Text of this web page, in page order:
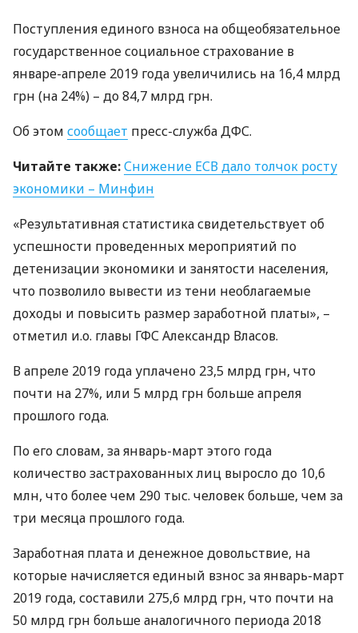
Поступления единого взноса на общеобязательное
государственное социальное страхование в
январе-апреле 2019 года увеличились на 16,4 млрд
грн (на 24%) – до 84,7 млрд грн.
Об этом сообщает пресс-службаДФС.
Читайте также:Снижение ЕСВдало толчок росту
экономики – Минфин
«Результативная статистика свидетельствует об
успешности проведенных мероприятий по
детенизации экономики и занятости населения,
что позволило вывести из тени необлагаемые
доходы и повысить размер заработной платы», –
отметил и.о. главы ГФСАлександр Власов.
В апреле 2019 года уплачено 23,5 млрд грн, что
почти на 27%, или 5 млрд грн больше апреля
прошлого года.
По его словам, за январь-март этого года
количество застрахованных лиц выросло до 10,6
млн, что более чем 290 тыс. человек больше, чем за
три месяца прошлого года.
Заработная плата и денежное довольствие, на
которые начисляется единый взнос за январь-март
2019 года, составили 275,6 млрд грн, что почти на
50 млрд грн больше аналогичного периода 2018